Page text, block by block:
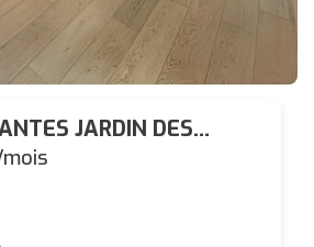
JARDIN DES
NORD - SPACIEUX
DUPLEX avec PARKING